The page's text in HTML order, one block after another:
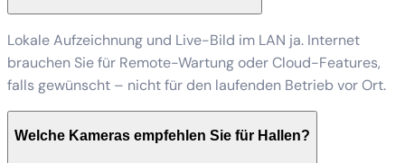
Lokale Aufzeichnung und Live-Bild im LAN ja. Internet
brauchen Sie für Remote-Wartung oder Cloud-Features,
falls gewünscht – nicht für den laufenden Betrieb vor Ort.
Welche Kameras empfehlen Sie für Hallen?